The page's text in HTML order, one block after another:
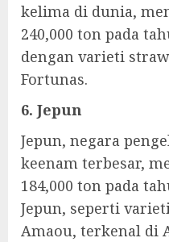
kelima di dunia,
240,000 ton pada
dengan varieti
Fortunas.
6. Jepun
Jepun, negara
keenam terbesar,
184,000 ton pada
Jepun, seperti
Amaou, terkenal di